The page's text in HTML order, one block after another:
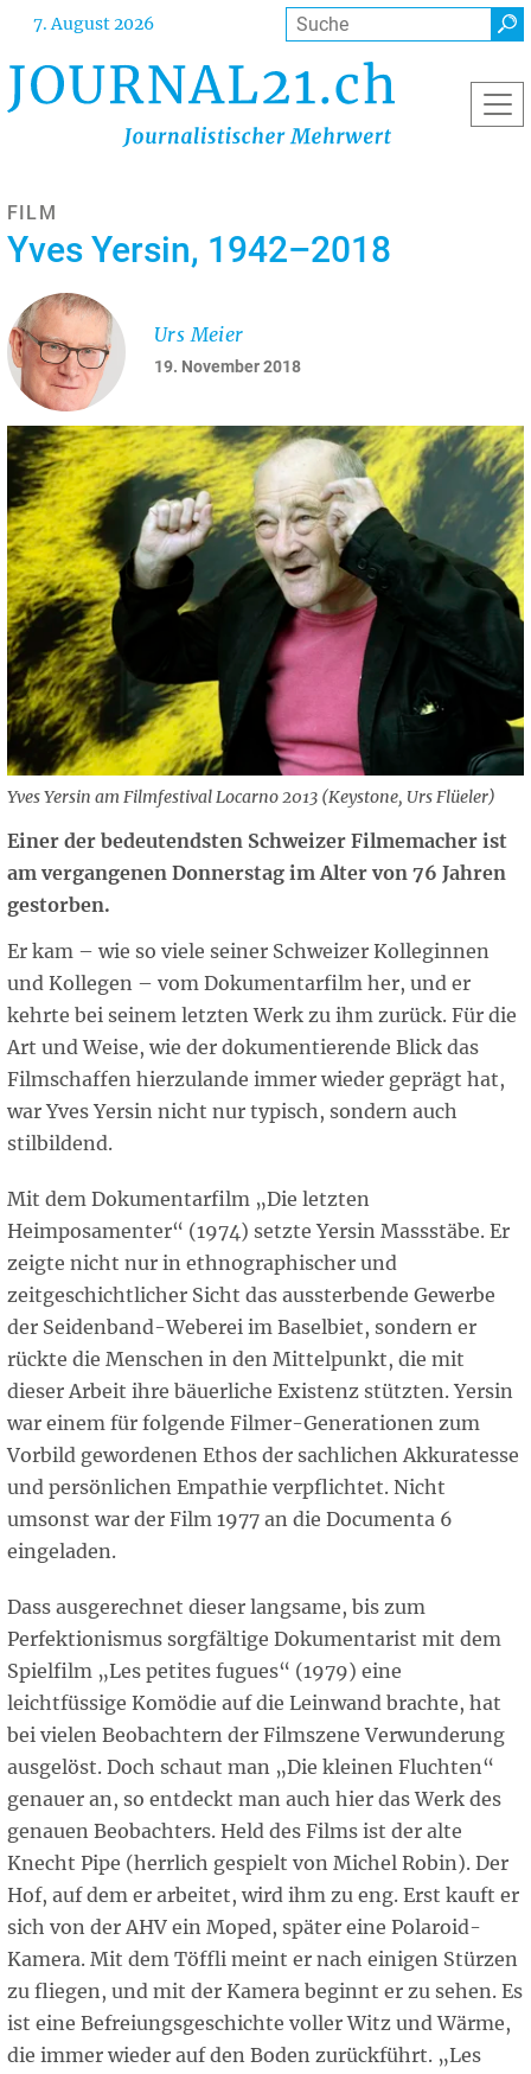
Direkt
Inhalt
7. August 2026 Suche
FILM
Yves Yersin, 1942–2018
19. November 2018
Urs Meier
Yves Yersin am Filmfestival Locarno 2013 (Keystone, Urs Flüeler)
Einer der bedeutendsten Schweizer Filmemacher ist
am vergangenen Donnerstag im Alter von 76 Jahren
gestorben.
Er kam – wie so viele seiner Schweizer Kolleginnen
und Kollegen – vom Dokumentarfilm her, und er
kehrte bei seinem letzten Werk zu ihm zurück. Für die
Art und Weise, wie der dokumentierende Blick das
Filmschaffen hierzulande immer wieder geprägt hat,
war Yves Yersin nicht nur typisch, sondern auch
stilbildend.
Mit dem Dokumentarfilm „Die letzten
Heimposamenter“ (1974) setzte Yersin Massstäbe. Er
zeigte nicht nur in ethnographischer und
zeitgeschichtlicher Sicht das aussterbende Gewerbe
der Seidenband-Weberei im Baselbiet, sondern er
rückte die Menschen in den Mittelpunkt, die mit
dieser Arbeit ihre bäuerliche Existenz stützten. Yersin
war einem für folgende Filmer-Generationen zum
Vorbild gewordenen Ethos der sachlichen Akkuratesse
und persönlichen Empathie verpflichtet. Nicht
umsonst war der Film 1977 an die Documenta 6
eingeladen.
Dass ausgerechnet dieser langsame, bis zum
Perfektionismus sorgfältige Dokumentarist mit dem
Spielfilm „Les petites fugues“ (1979) eine
leichtfüssige Komödie auf die Leinwand brachte, hat
bei vielen Beobachtern der Filmszene Verwunderung
ausgelöst. Doch schaut man „Die kleinen Fluchten“
genauer an, so entdeckt man auch hier das Werk des
genauen Beobachters. Held des Films ist der alte
Knecht Pipe (herrlich gespielt von Michel Robin). Der
Hof, auf dem er arbeitet, wird ihm zu eng. Erst kauft er
sich von der AHV ein Moped, später eine Polaroid-
Kamera. Mit dem Töffli meint er nach einigen Stürzen
zu fliegen, und mit der Kamera beginnt er zu sehen. Es
ist eine Befreiungsgeschichte voller Witz und Wärme,
die immer wieder auf den Boden zurückführt. „Les